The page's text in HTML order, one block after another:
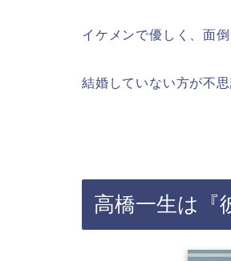
イケメンで優しく、面
結婚していない方が不
高橋一生は『